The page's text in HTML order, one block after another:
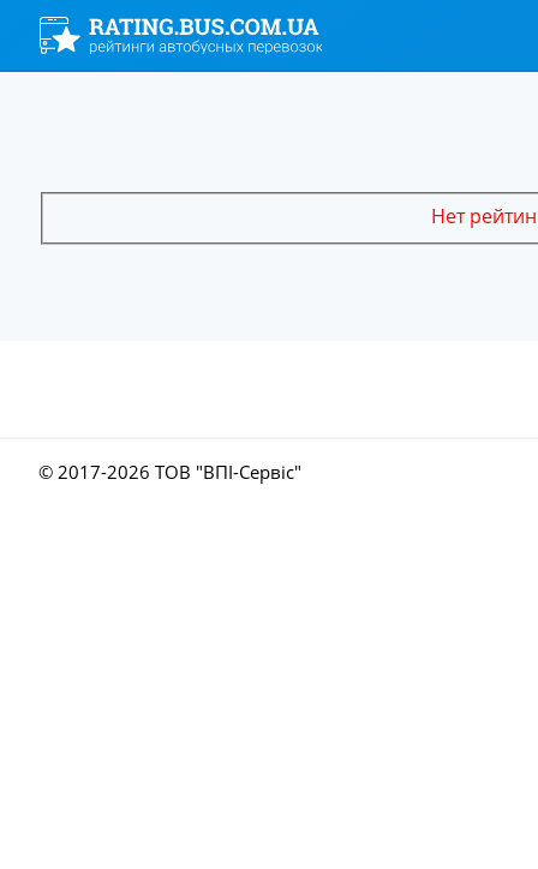
Нет
© 2017-2026 ТОВ "ВПІ-Сервіс"